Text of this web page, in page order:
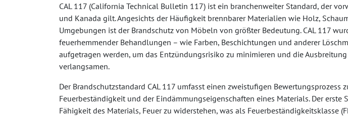
CAL 117 (California Technical Bulletin 117) ist ein branchenweiter Standard, der
und Kanada gilt. Angesichts der Häufigkeit brennbarer Materialien wie Holz,
Umgebungen ist der Brandschutz von Möbeln von größter Bedeutung. CAL 117
feuerhemmender Behandlungen – wie Farben, Beschichtungen und anderer
aufgetragen werden, um das Entzündungsrisiko zu minimieren und die
verlangsamen.
Der Brandschutzstandard CAL 117 umfasst einen zweistufigen Bewertungsprozess
Feuerbeständigkeit und der Eindämmungseigenschaften eines Materials. Der erste
Fähigkeit des Materials, Feuer zu widerstehen, was als Feuerbeständigkeitsklasse